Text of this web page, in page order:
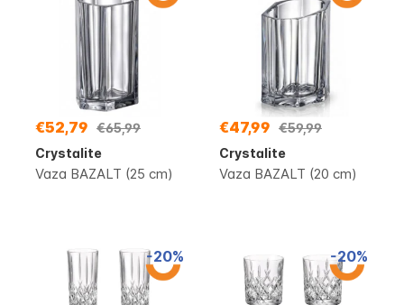
€52,79 €65,99
Crystalite
Vaza BAZALT (25 cm)
€47,99 €59,99
Crystalite
Vaza BAZALT (20 cm)
-20% -20%